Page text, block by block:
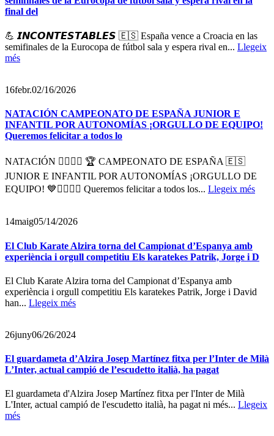
final del
💪 𝙄𝙉𝘾𝙊𝙉𝙏𝙀𝙎𝙏𝘼𝘽𝙇𝙀𝙎 🇪🇸 España vence a Croacia en las
semifinales de la Eurocopa de fútbol sala y espera rival en... Llegeix
més
16febr.02/16/2026
NATACIÓN CAMPEONATO DE ESPAÑA JUNIOR E
INFANTIL POR AUTONOMÍAS ¡ORGULLO DE EQUIPO!
Queremos felicitar a todos lo
NATACIÓN 🏊‍♀️🏊‍♂️ 🏆 CAMPEONATO DE ESPAÑA 🇪🇸
JUNIOR E INFANTIL POR AUTONOMÍAS ¡ORGULLO DE
EQUIPO! 💙🏊‍♂️🏊‍♀️ Queremos felicitar a todos los... Llegeix més
14maig05/14/2026
El Club Karate Alzira torna del Campionat d’Espanya amb
experiència i orgull competitiu Els karatekes Patrik, Jorge i D
El Club Karate Alzira torna del Campionat d’Espanya amb
experiència i orgull competitiu Els karatekes Patrik, Jorge i David
han... Llegeix més
26juny06/26/2024
El guardameta d’Alzira Josep Martínez fitxa per l’Inter de Milà
L’Inter, actual campió de l’escudetto italià, ha pagat
El guardameta d'Alzira Josep Martínez fitxa per l'Inter de Milà
L'Inter, actual campió de l'escudetto italià, ha pagat ni més... Llegeix
més